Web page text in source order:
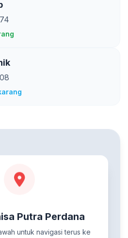
Putra Perdana
untuk navigasi terus ke